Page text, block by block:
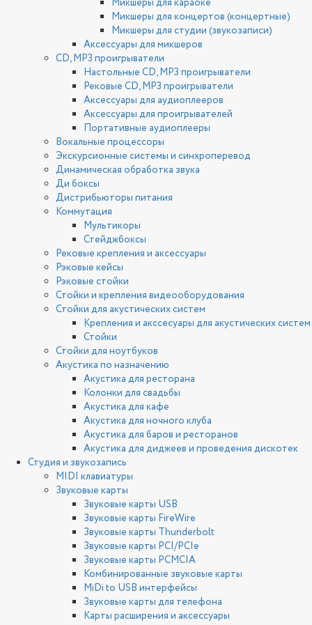
Микшеры для караоке
Микшеры для концертов (концертные)
Микшеры для студии (звукозаписи)
Аксессуары для микшеров
CD, MP3 проигрыватели
Настольные CD, MP3 проигрыватели
Рековые CD, MP3 проигрыватели
Аксессуары для аудиоплееров
Аксессуары для проигрывателей
Портативные аудиоплееры
Вокальные процессоры
Экскурсионные системы и синхроперевод
Динамическая обработка звука
Ди боксы
Дистрибьюторы питания
Коммутация
Мультикоры
Стейджбоксы
Рековые крепления и аксессуары
Рэковые кейсы
Рэковые стойки
Стойки и крепления видеооборудования
Стойки для акустических систем
Крепления и акссесуары для акустических систем
Стойки
Стойки для ноутбуков
Акустика по назначению
Акустика для ресторана
Колонки для свадьбы
Акустика для кафе
Акустика для ночного клуба
Акустика для баров и ресторанов
Акустика для диджеев и проведения дискотек
Студия и звукозапись
MIDI клавиатуры
Звуковые карты
Звуковые карты USB
Звуковые карты FireWire
Звуковые карты Thunderbolt
Звуковые карты PCI/PCIe
Звуковые карты PCMCIA
Комбинированные звуковые карты
MiDi to USB интерфейсы
Звуковые карты для телефона
Карты расширения и аксессуары